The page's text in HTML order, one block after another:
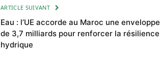
ARTICLE SUIVANT
Eau : l’UE accorde au Maroc une enveloppe
de 3,7 milliards pour renforcer la résilience
hydrique